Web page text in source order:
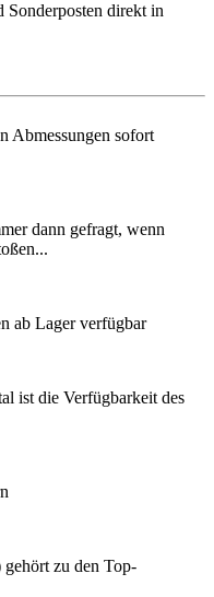
Sonderposten direkt in
Abmessungen sofort
dann gefragt, wenn
ab Lager verfügbar
ist die Verfügbarkeit des
zu den Top-